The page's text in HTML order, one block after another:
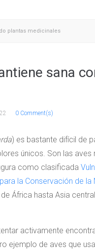
plantas medicinales
sana
0 Comment(s)
) es bastante difícil de
únicos. Son las
como clasificada
la Conservación de la
África hasta Asia
activamente
ejemplo de aves que